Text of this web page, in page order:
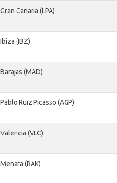
Gran Canaria (LPA)
Ibiza (IBZ)
Barajas (MAD)
Pablo Ruiz Picasso (AGP)
Valencia (VLC)
Menara (RAK)